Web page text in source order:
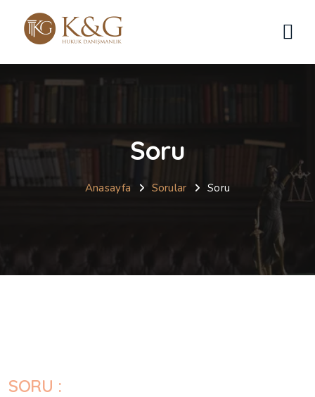
Soru
Anasayfa Sorular Soru
SORU :